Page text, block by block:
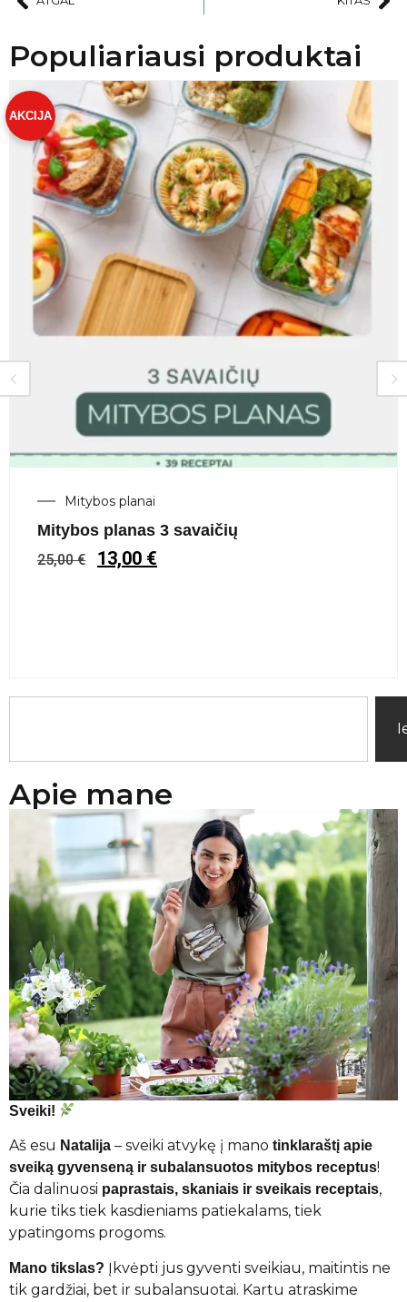
Populiariausi produktai
Mitybos planai
Mitybos planas 3 savaičių
25,00€ 13,00 €
AKCIJA
Apie mane
Sveiki!
Aš esu Natalija – sveiki atvykę į mano tinklaraštį apie
sveiką gyvenseną ir subalansuotos mitybos receptus!
Čia dalinuosi paprastais, skaniais ir sveikais receptais,
kurie tiks tiek kasdieniams patiekalams, tiek
ypatingoms progoms.
Mano tikslas? Įkvėpti jus gyventi sveikiau, maitintis ne
tik gardžiai, bet ir subalansuotai. Kartu atraskime